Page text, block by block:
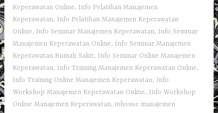
Keperawatan Online, Info Pelatihan Manajemen
Keperawatan, Info Pelatihan Manajemen Keperawatan
Online, Info Seminar Manajemen Keperawatan, Info Seminar
Manajemen Keperawatan Online, Info Seminar Manajemen
Keperawatan Rumah Sakit, Info Seminar Online Manajemen
Keperawatan, Info Training Manajemen Keperawatan Online,
Info Training Online Manajemen Keperawatan, Info
Workshop Manajemen Keperawatan Online, Info Workshop
Online Manajemen Keperawatan,inhouse manajemen